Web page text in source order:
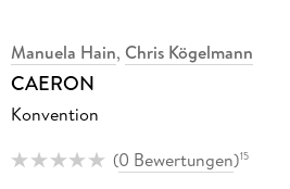
Manuela Hain, Chris Kögelmann
CAERON
Konvention
(0 Bewertungen)15